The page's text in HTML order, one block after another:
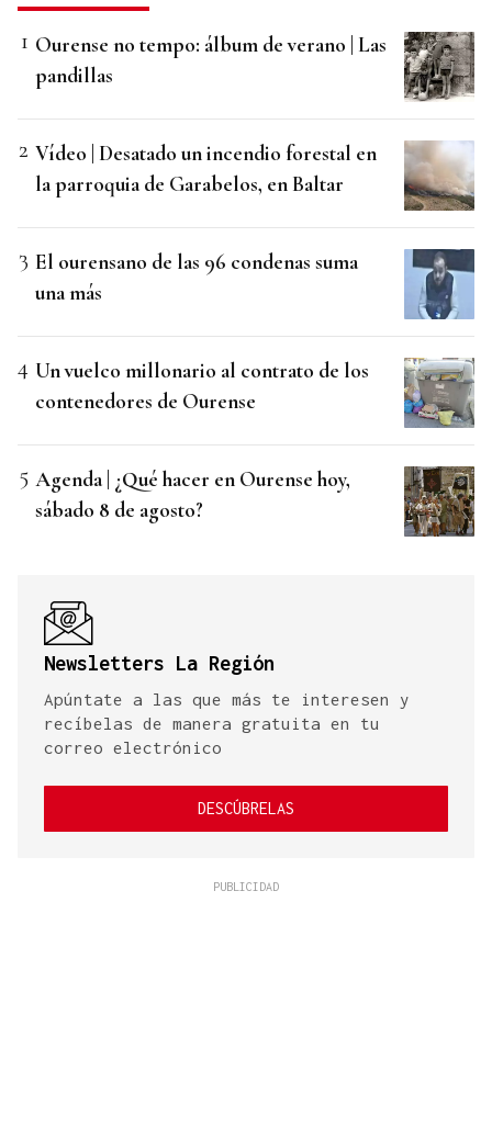
Ourense no tempo: álbum de verano | Las
pandillas
Vídeo | Desatado un incendio forestal en
la parroquia de Garabelos, en Baltar
El ourensano de las 96 condenas suma
una más
Un vuelco millonario al contrato de los
contenedores de Ourense
Agenda | ¿Qué hacer en Ourense hoy,
sábado 8 de agosto?
Newsletters La Región
Apúntate a las que más te interesen y
recíbelas de manera gratuita en tu
correo electrónico
DESCÚBRELAS